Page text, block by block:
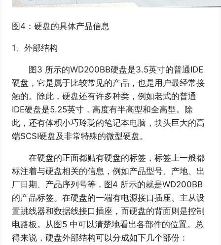
图4：硬盘的具体产品信息
1、外部结构
图3 所示的WD200BB硬盘是3.5英寸的普通IDE
硬盘，它是属于比较常见的产品，也是用户最经常接
触的。除此，硬盘还有许多种类，例如老式的普通
IDE硬盘是5.25英寸，高度有半高型和全高型。除
此，还有体积小巧玲珑的笔记本电脑，块头巨大的高
端SCSI硬盘及非常特殊的微型硬盘。
在硬盘的正面都贴有硬盘的标签，标签上一般都
标注着与硬盘相关的信息，例如产品型号、产地、出
厂日期、产品序列号等，图4 所示的就是WD200BB
的产品标签。在硬盘的一端有电源接口插座、主从设
置跳线器和数据线接口插座，而硬盘的背面则是控制
电路板。从图5 中可以清楚地看出各部件的位置。总
得来说，硬盘外部结构可以分成如下几个部份：